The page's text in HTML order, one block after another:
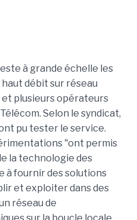
à grande échelle les
débit sur réseau
et plusieurs opérateurs
Selon le syndicat,
pu tester le service.
"ont permis
la technologie des
à fournir des solutions
et exploiter dans des
réseau de